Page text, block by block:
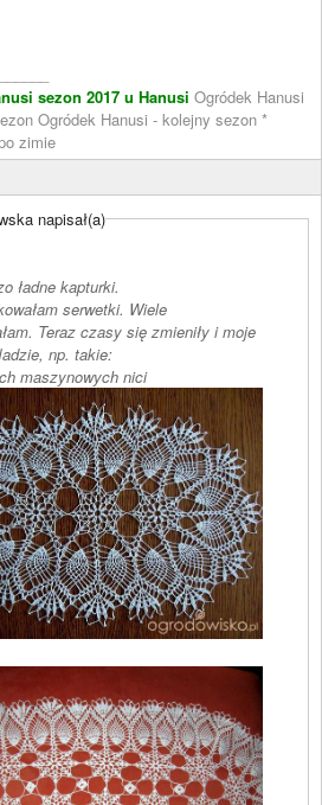
sezon 2017 u Hanusi Ogródek Hanusi
Ogródek Hanusi - kolejny sezon *
zimie
napisał(a)
ładne kapturki.
serwetki. Wiele
Teraz czasy się zmieniły i moje
np. takie:
maszynowych nici